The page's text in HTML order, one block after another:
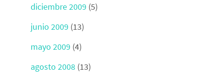
diciembre 2009 (5)
junio 2009 (13)
mayo 2009 (4)
agosto 2008 (13)